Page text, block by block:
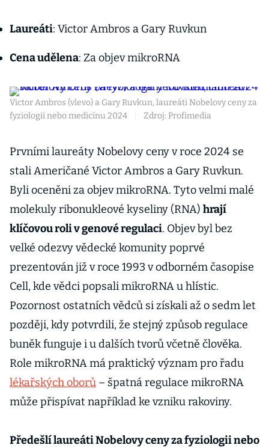
Laureáti: Victor Ambros a Gary Ruvkun
Cena udělena: Za objev mikroRNA
Victor Ambros (vlevo) a Gary Ruvkun, laureáti Nobelovy ceny za
fyziologii nebo medicínu 2024
Zdroj: Profimedia
Prvními laureáty Nobelovy ceny v roce 2024 se
stali Američané Victor Ambros a Gary Ruvkun.
Byli oceněni za objev mikroRNA. Tyto velmi malé
molekuly ribonukleové kyseliny (RNA) hrají
klíčovou roli v genové regulaci. Objev byl bez
velké odezvy vědecké komunity poprvé
prezentován již v roce 1993 v odborném časopise
Cell, kde vědci popsali mikroRNA u hlístic.
Pozornost ostatních vědců si získali až o sedm let
později, kdy potvrdili, že stejný způsob regulace
buněk funguje i u dalších tvorů včetně člověka.
Role mikroRNA má praktický význam pro řadu
lékařských oborů – špatná regulace mikroRNA
může přispívat například ke vzniku rakoviny.
Předešlí laureáti Nobelovy ceny za fyziologii nebo